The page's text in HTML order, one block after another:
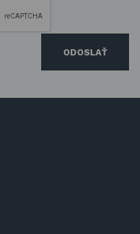
ODOSLAŤ